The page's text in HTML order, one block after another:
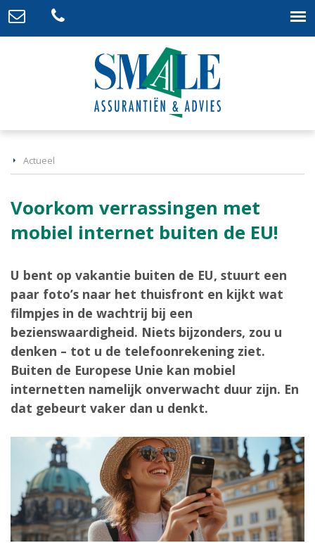
Actueel
Voorkom verrassingen met
mobiel internet buiten de EU!
U bent op vakantie buiten de EU, stuurt een
paar foto’s naar het thuisfront en kijkt wat
filmpjes in de wachtrij bij een
bezienswaardigheid. Niets bijzonders, zou u
denken – tot u de telefoonrekening ziet.
Buiten de Europese Unie kan mobiel
internetten namelijk onverwacht duur zijn. En
dat gebeurt vaker dan u denkt.